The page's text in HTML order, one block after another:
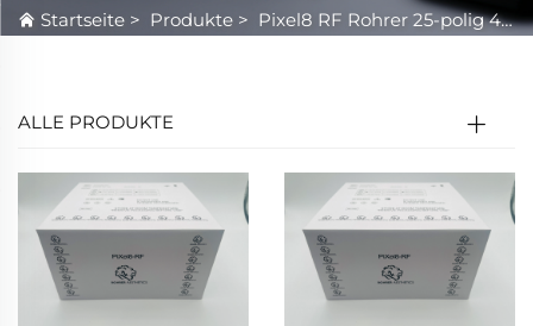
Startseite > Produkte > Pixel8 RF Rohrer 25-polig 49-polig 64-polig
ALLE PRODUKTE